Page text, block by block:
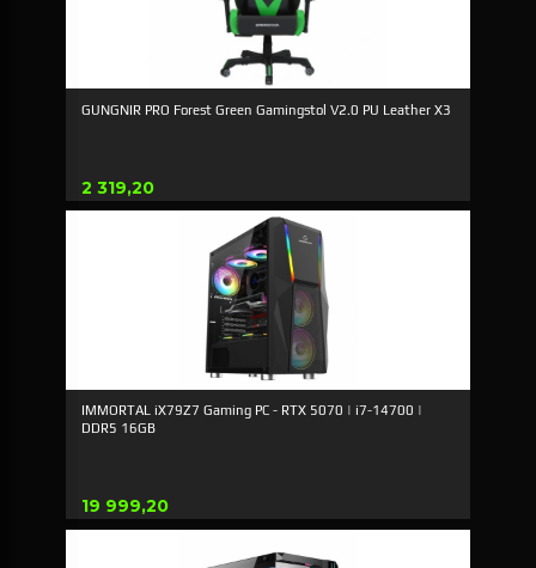
GUNGNIR PRO Forest Green Gamingstol V2.0 PU Leather X3
Pris
2 319,20
IMMORTAL iX79Z7 Gaming PC - RTX 5070 | i7-14700 |
DDR5 16GB
Pris
19 999,20